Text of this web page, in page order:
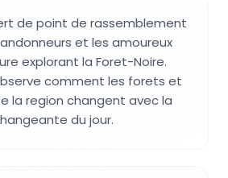
de point de rassemblement
et les amoureux
explorant la Foret-Noire.
comment les forets et
la region changent avec la
du jour.